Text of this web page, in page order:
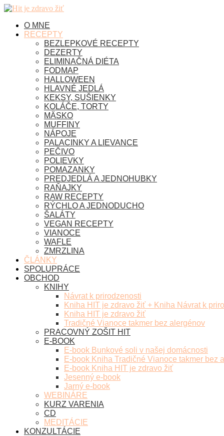
O MNE
RECEPTY
BEZLEPKOVÉ RECEPTY
DEZERTY
ELIMINAČNÁ DIÉTA
FODMAP
HALLOWEEN
HLAVNÉ JEDLÁ
KEKSY, SUŠIENKY
KOLÁČE, TORTY
MÄSKO
MUFFINY
NÁPOJE
PALACINKY A LIEVANCE
PEČIVO
POLIEVKY
POMAZANKY
PREDJEDLÁ A JEDNOHUBKY
RAŇAJKY
RAW RECEPTY
RÝCHLO A JEDNODUCHO
ŠALÁTY
VEGAN RECEPTY
VIANOCE
WAFLE
ZMRZLINA
ČLÁNKY
SPOLUPRÁCE
OBCHOD
KNIHY
Návrat k prirodzenosti
Kniha HIT je zdravo žiť + Kniha Návrat k
Kniha HIT je zdravo žiť
Tradičné Vianoce takmer bez alergénov
PRACOVNÝ ZOŠIT HIT
E-BOOK
E-book Bunkové soli v našej domácnosti
E-book Kniha Tradičné Vianoce takmer bez
E-book Kniha HIT je zdravo žiť
Jesenný e-book
Jarný e-book
WEBINÁRE
KURZ VARENIA
CD
MEDITÁCIE
KONZULTÁCIE